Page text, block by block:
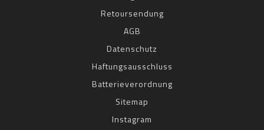
Retoursendung
AGB
Datenschutz
Haftungsausschluss
Batterieverordnung
Sitemap
Instagram